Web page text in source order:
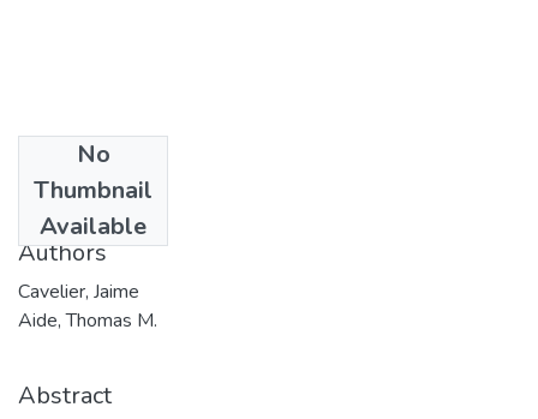
No
Thumbnail
Available
1996-07
Authors
Cavelier, Jaime
Aide, Thomas M.
Abstract